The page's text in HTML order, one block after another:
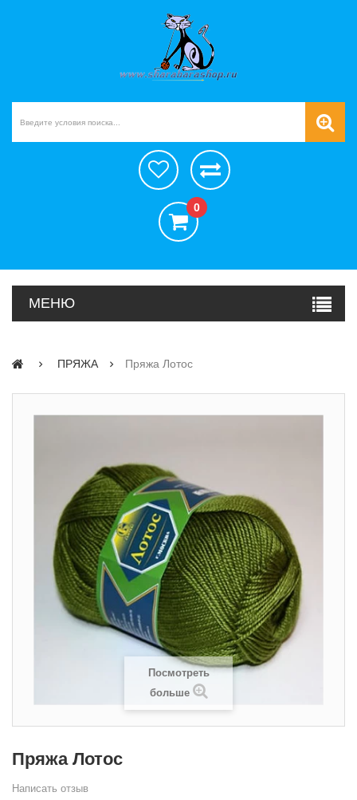
0
МЕНЮ
ПРЯЖА Пряжа Лотос
Посмотреть
больше
Пряжа Лотос
Написать отзыв